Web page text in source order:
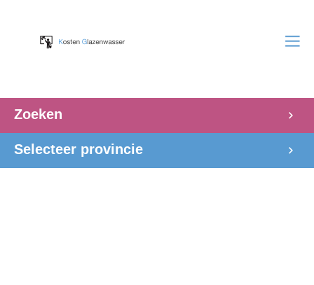
Zoeken
Selecteer provincie